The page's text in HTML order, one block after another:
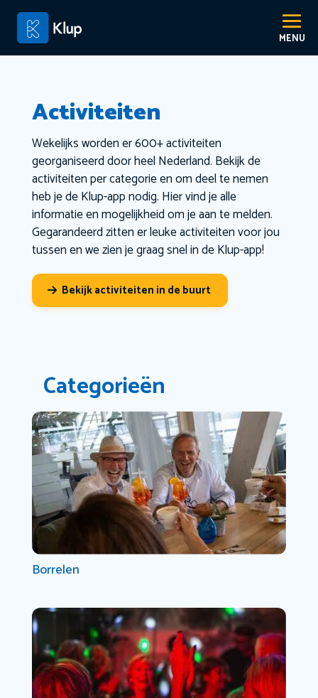
Activiteiten
Wekelijks worden er 600+ activiteiten
georganiseerd door heel Nederland. Bekijk de
activiteiten per categorie en om deel te nemen
heb je de Klup-app nodig. Hier vind je alle
informatie en mogelijkheid om je aan te melden.
Gegarandeerd zitten er leuke activiteiten voor jou
tussen en we zien je graag snel in de Klup-app!
Bekijk activiteiten in de buurt
Categorieën
Borrelen